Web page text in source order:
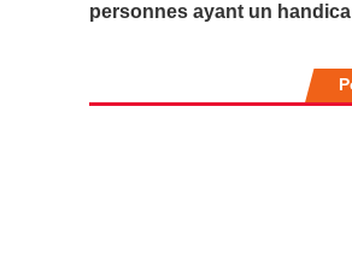
personnes ayant un